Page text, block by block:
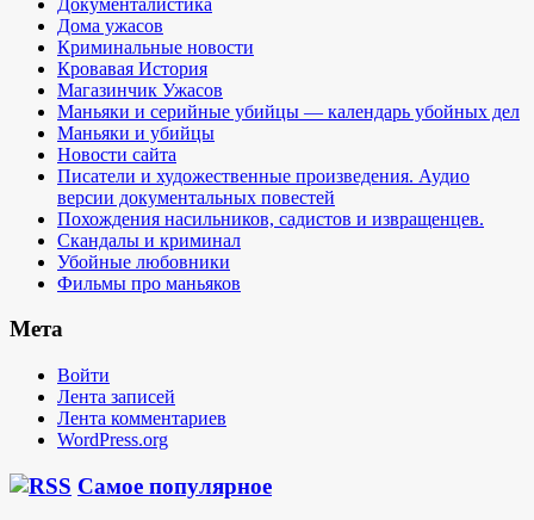
Дома ужасов
Криминальные новости
Кровавая История
Магазинчик Ужасов
Маньяки и серийные убийцы — календарь убойных дел
Маньяки и убийцы
Новости сайта
Писатели и художественные произведения. Аудио
версии документальных повестей
Похождения насильников, садистов и извращенцев.
Скандалы и криминал
Убойные любовники
Фильмы про маньяков
Мета
Войти
Лента записей
Лента комментариев
WordPress.org
Самое популярное